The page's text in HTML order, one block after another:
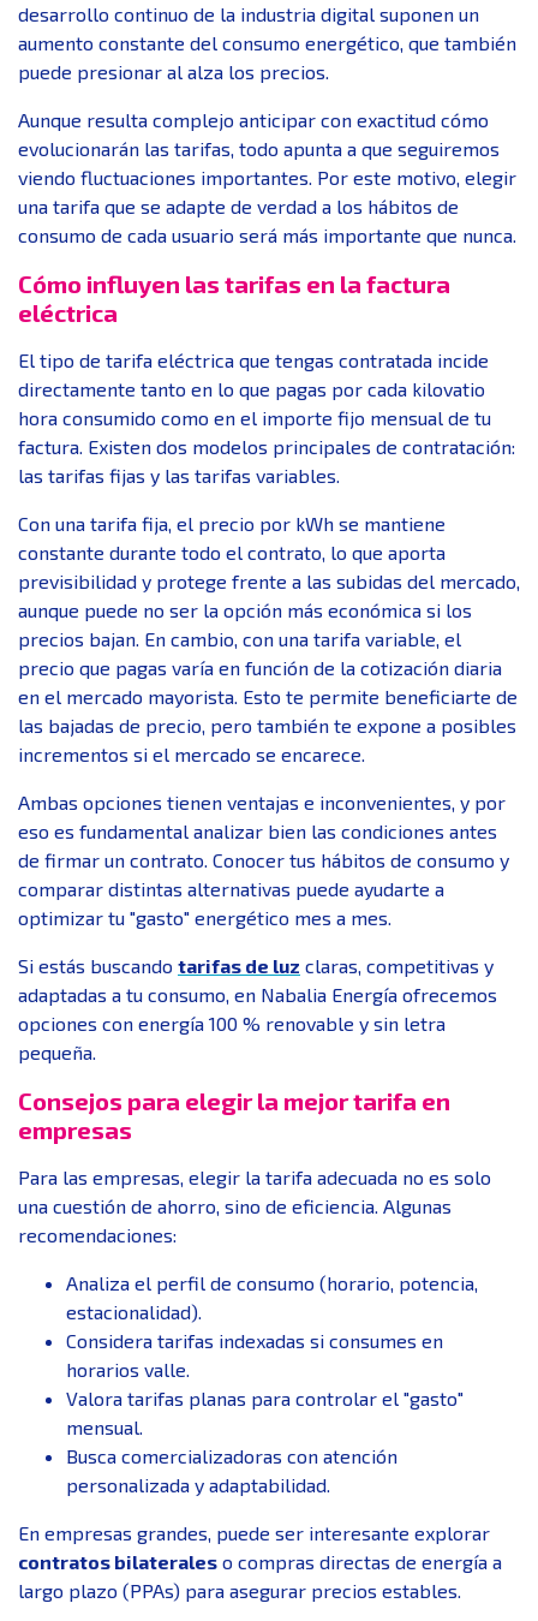
desarrollo continuo de la industria digital suponen un
aumento constante del consumo energético, que también
puede presionar al alza los precios.
Aunque resulta complejo anticipar con exactitud cómo
evolucionarán las tarifas, todo apunta a que seguiremos
viendo fluctuaciones importantes. Por este motivo, elegir
una tarifa que se adapte de verdad a los hábitos de
consumo de cada usuario será más importante que nunca.
Cómo influyen las tarifas en la factura
eléctrica
El tipo de tarifa eléctrica que tengas contratada incide
directamente tanto en lo que pagas por cada kilovatio
hora consumido como en el importe fijo mensual de tu
factura. Existen dos modelos principales de contratación:
las tarifas fijas y las tarifas variables.
Con una tarifa fija, el precio por kWh se mantiene
constante durante todo el contrato, lo que aporta
previsibilidad y protege frente a las subidas del mercado,
aunque puede no ser la opción más económica si los
precios bajan. En cambio, con una tarifa variable, el
precio que pagas varía en función de la cotización diaria
en el mercado mayorista. Esto te permite beneficiarte de
las bajadas de precio, pero también te expone a posibles
incrementos si el mercado se encarece.
Ambas opciones tienen ventajas e inconvenientes, y por
eso es fundamental analizar bien las condiciones antes
de firmar un contrato. Conocer tus hábitos de consumo y
comparar distintas alternativas puede ayudarte a
optimizar tu "gasto" energético mes a mes.
Si estás buscando tarifas de luz claras, competitivas y
adaptadas a tu consumo, en Nabalia Energía ofrecemos
opciones con energía 100 % renovable y sin letra
pequeña.
Consejos para elegir la mejor tarifa en
empresas
Para las empresas, elegir la tarifa adecuada no es solo
una cuestión de ahorro, sino de eficiencia. Algunas
recomendaciones:
Analiza el perfil de consumo (horario, potencia,
estacionalidad).
Considera tarifas indexadas si consumes en
horarios valle.
Valora tarifas planas para controlar el "gasto"
mensual.
Busca comercializadoras con atención
personalizada y adaptabilidad.
En empresas grandes, puede ser interesante explorar
contratos bilaterales o compras directas de energía a
largo plazo (PPAs) para asegurar precios estables.